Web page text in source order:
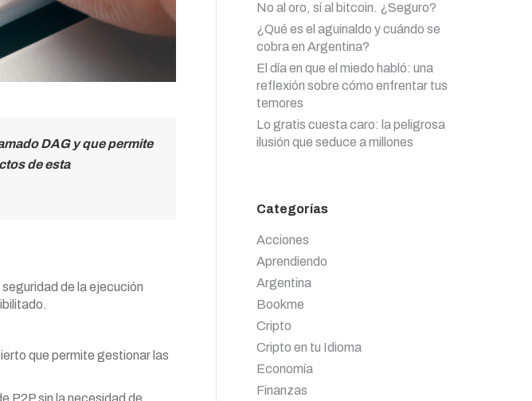
DAG y que permite
de esta
de la ejecución
que permite gestionar las
P2P sin la necesidad de
No al oro, sí al bitcoin. ¿Seguro?
¿Qué es el aguinaldo y cuándo se
cobra en Argentina?
El día en que el miedo habló: una
reflexión sobre cómo enfrentar tus
temores
Lo gratis cuesta caro: la peligrosa
ilusión que seduce a millones
Categorías
Acciones
Aprendiendo
Argentina
Bookme
Cripto
Cripto en tu Idioma
Economía
Finanzas